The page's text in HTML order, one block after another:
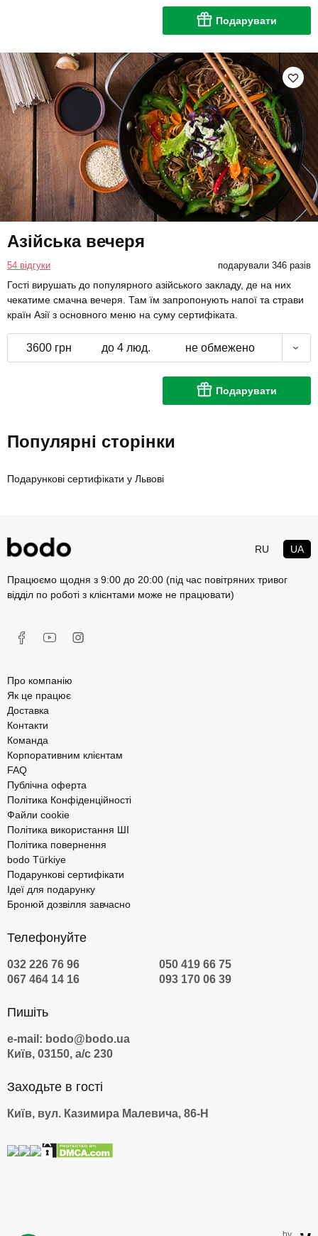
Подарувати
Азійська вечеря
54 відгуки подарували 346 разів
Гості вирушать до популярного азійського закладу, де на них
чекатиме смачна вечеря. Там їм запропонують напої та страви
країн Азії з основного меню на суму сертифіката.
3600 грн до 4 люд. не обмежено
Подарувати
Популярні сторінки
Подарункові сертифікати у Львові
RU UA
Працюємо щодня з 9:00 до 20:00 (під час повітряних тривог
відділ по роботі з клієнтами може не працювати)
Про компанію
Як це працює
Доставка
Контакти
Команда
Корпоративним клієнтам
FAQ
Публічна оферта
Політика Конфіденційності
Файли cookie
Політика використання ШІ
Політика повернення
bodo Türkiye
Подарункові сертифікати
Ідеї для подарунку
Бронюй дозвілля завчасно
Телефонуйте
032 226 76 96
050 419 66 75
067 464 14 16
093 170 06 39
Пишіть
e-mail: bodo@bodo.ua
Київ, 03150, а/с 230
Заходьте в гості
Київ, вул. Казимира Малевича, 86-Н